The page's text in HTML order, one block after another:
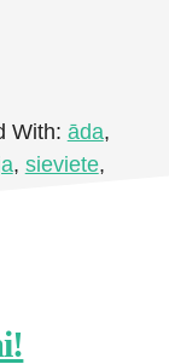
With: āda,
, sieviete,